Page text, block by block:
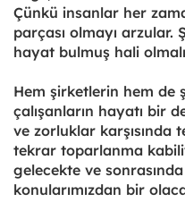
Çünkü insanlar her
parçası olmayı
hayat bulmuş hali
Hem şirketlerin hem de
çalışanların hayatı bir
ve zorluklar karşısında
tekrar toparlanma
gelecekte ve
konularımızdan bir